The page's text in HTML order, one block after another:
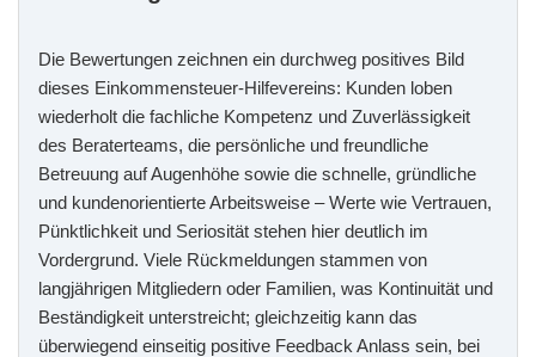
Die Bewertungen zeichnen ein durchweg positives Bild
dieses Einkommensteuer‑Hilfevereins: Kunden loben
wiederholt die fachliche Kompetenz und Zuverlässigkeit
des Beraterteams, die persönliche und freundliche
Betreuung auf Augenhöhe sowie die schnelle, gründliche
und kundenorientierte Arbeitsweise – Werte wie Vertrauen,
Pünktlichkeit und Seriosität stehen hier deutlich im
Vordergrund. Viele Rückmeldungen stammen von
langjährigen Mitgliedern oder Familien, was Kontinuität und
Beständigkeit unterstreicht; gleichzeitig kann das
überwiegend einseitig positive Feedback Anlass sein, bei